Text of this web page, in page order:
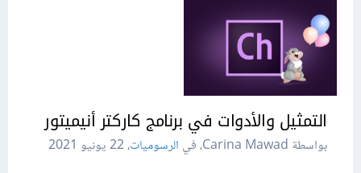
التمثيل والأدوات في برنامج كاركتر أنيميتور
بواسطة Carina Mawad، في الرسوميات،22 يونيو 2021